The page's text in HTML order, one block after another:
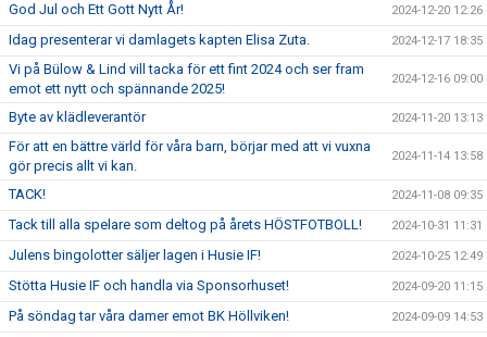
God Jul och Ett Gott Nytt År! 2024-12-20 12:26
Idag presenterar vi damlagets kapten Elisa Zuta. 2024-12-17 18:35
Vi på Bülow & Lind vill tacka för ett fint 2024 och ser fram
emot ett nytt och spännande 2025!
2024-12-16 09:00
Byte av klädleverantör 2024-11-20 13:13
För att en bättre värld för våra barn, börjar med att vi vuxna
gör precis allt vi kan.
2024-11-14 13:58
TACK! 2024-11-08 09:35
Tack till alla spelare som deltog på årets HÖSTFOTBOLL! 2024-10-31 11:31
Julens bingolotter säljer lagen i Husie IF! 2024-10-25 12:49
Stötta Husie IF och handla via Sponsorhuset! 2024-09-20 11:15
På söndag tar våra damer emot BK Höllviken! 2024-09-09 14:53